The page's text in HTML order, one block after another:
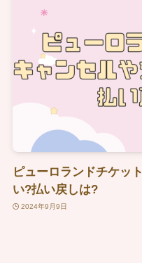
ピューロランドチケッ
い?払い戻しは?
2024年9月9日